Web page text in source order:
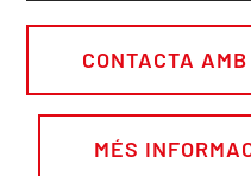
CONTACTA
MÉS